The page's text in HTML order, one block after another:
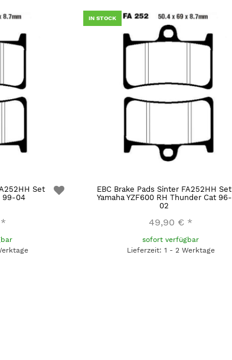
Set
99-04
*
IN STOCK
EBC Brake Pads Sinter FA252HH Set
Yamaha YZF600 RH Thunder Cat 96-
02
49,90 € *
sofort verfügbar
Lieferzeit: 1 - 2 Werktage